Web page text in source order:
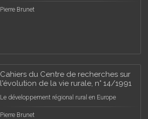
Pierre Brunet
Cahiers du Centre de recherches sur
l'évolution de la vie rurale, n° 14/1991
Le développement régional rural en Europe
Pierre Brunet